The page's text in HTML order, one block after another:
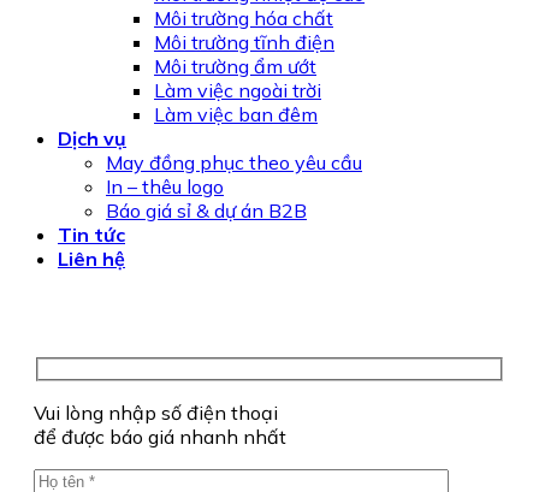
Môi trường hóa chất
Môi trường tĩnh điện
Môi trường ẩm ướt
Làm việc ngoài trời
Làm việc ban đêm
Dịch vụ
May đồng phục theo yêu cầu
In – thêu logo
Báo giá sỉ & dự án B2B
Tin tức
Liên hệ
Vui lòng nhập số điện thoại
để được báo giá nhanh nhất